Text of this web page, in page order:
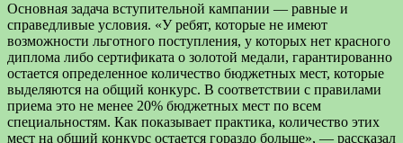
Основная задача вступительной кампании — равные и
справедливые условия. «У ребят, которые не имеют
возможности льготного поступления, у которых нет красного
диплома либо сертификата о золотой медали, гарантированно
остается определенное количество бюджетных мест, которые
выделяются на общий конкурс. В соответствии с правилами
приема это не менее 20% бюджетных мест по всем
специальностям. Как показывает практика, количество этих
мест на общий конкурс остается гораздо больше», — рассказал